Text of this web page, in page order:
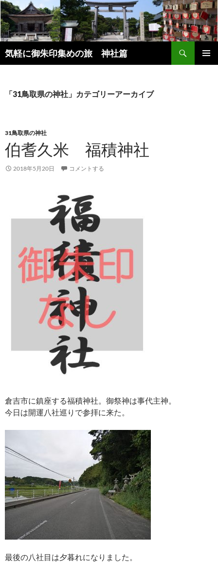
コ
ン
テ
ン
ツ
へ
気軽に御朱印集めの旅 神社篇
索
「31鳥取県の神社」カテゴリーアーカイブ
31鳥取県の神社
伯耆久米 福積神社
2018年5月20日 コメントする
倉吉市に鎮座する福積神社。御祭神は事代主神。
今日は開運八社巡りで参拝に来た。
最後の八社目は夕暮れになりました。